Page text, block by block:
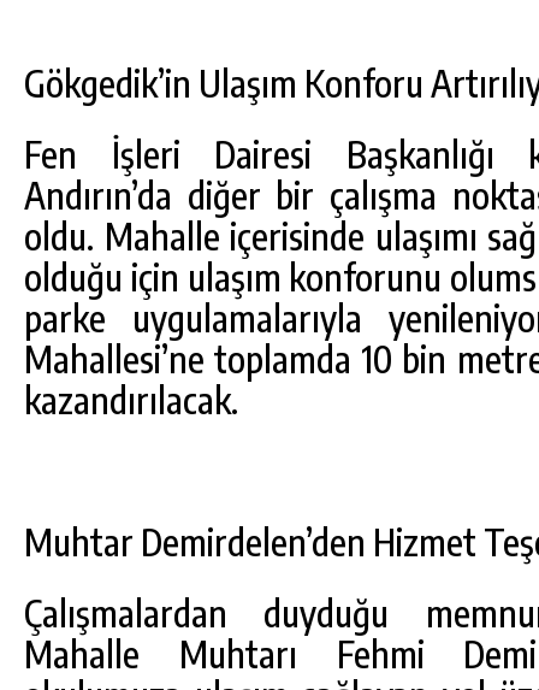
Gökgedik’in Ulaşım Konforu
Fen İşleri Dairesi Başkanlığı
Andırın’da diğer bir çalışma
oldu. Mahalle içerisinde ulaşımı
olduğu için ulaşım konforunu
parke uygulamalarıyla
Mahallesi’ne toplamda 10 bin
kazandırılacak.
Muhtar Demirdelen’den Hizmet
Çalışmalardan duyduğu
Mahalle Muhtarı Fehmi